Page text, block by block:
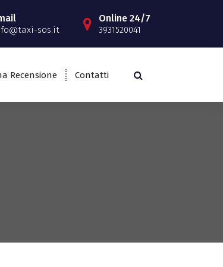
sos.it
Online 24/7
3931520041
Recensione Contatti